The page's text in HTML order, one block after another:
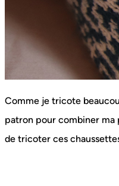
Comme je tricote
patron pour combiner ma
de tricoter ces